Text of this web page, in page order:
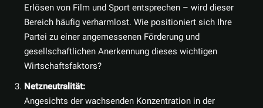
Erlösen von Film und Sport entsprechen – wird dieser
Bereich häufig verharmlost. Wie positioniert sich Ihre
Partei zu einer angemessenen Förderung und
gesellschaftlichen Anerkennung dieses wichtigen
Wirtschaftsfaktors?
Netzneutralität:
Angesichts der wachsenden Konzentration in der